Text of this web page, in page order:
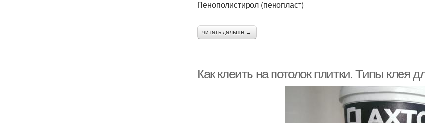
Пенополистирол (пенопласт)
читать дальше →
Как клеить на потолок плитки. Типы клея